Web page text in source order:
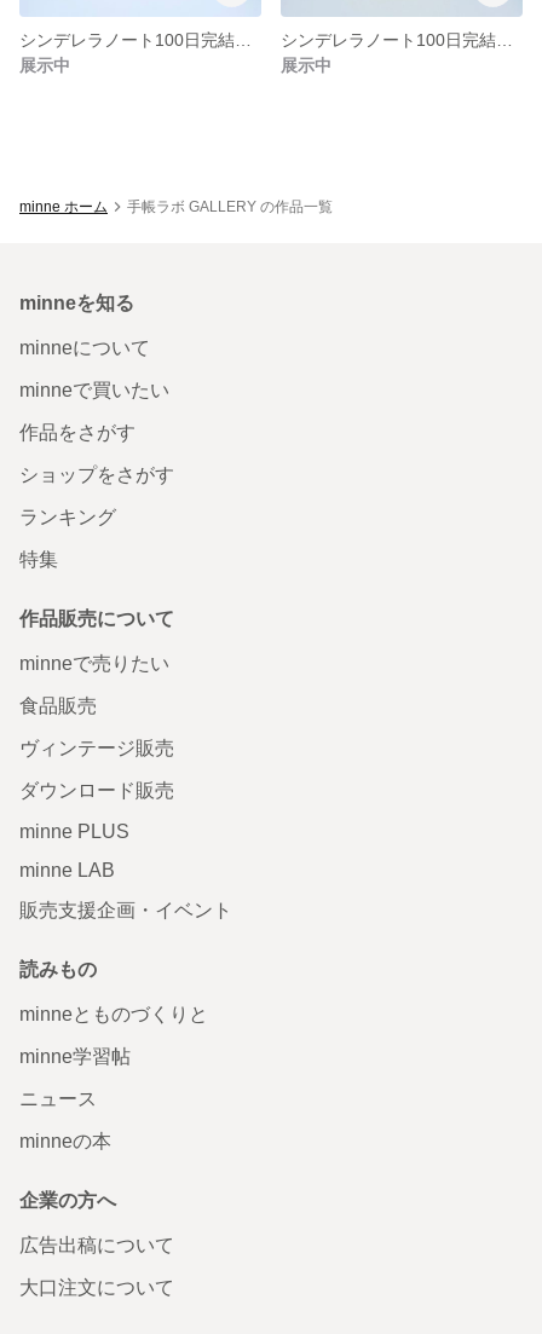
展示中
展示中
minne ホーム 手帳ラボ GALLERY の作品一覧
minneを知る
minneについて
minneで買いたい
作品をさがす
ショップをさがす
ランキング
特集
作品販売について
minneで売りたい
食品販売
ヴィンテージ販売
ダウンロード販売
minne PLUS
minne LAB
販売支援企画・イベント
読みもの
minneとものづくりと
minne学習帖
ニュース
minneの本
企業の方へ
広告出稿について
大口注文について